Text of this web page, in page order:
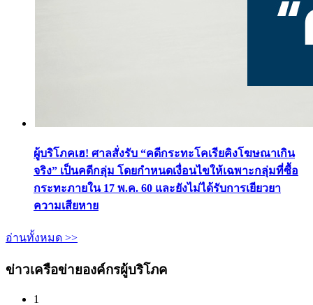
ผู้บริโภคเฮ! ศาลสั่งรับ “คดีกระทะโคเรียคิงโฆษณาเกิน
จริง” เป็นคดีกลุ่ม โดยกำหนดเงื่อนไขให้เฉพาะกลุ่มที่ซื้อ
กระทะภายใน 17 พ.ค. 60 และยังไม่ได้รับการเยียวยา
ความเสียหาย
อ่านทั้งหมด >>
ข่าวเครือข่ายองค์กรผู้บริโภค
1